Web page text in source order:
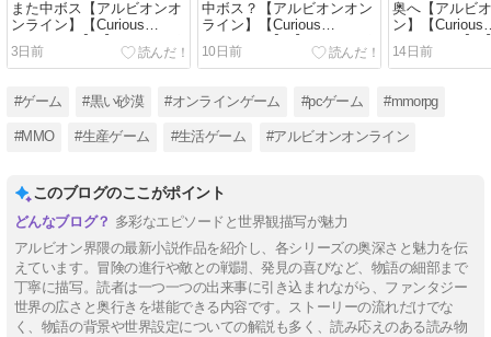
また中ボス【アルビオンオ
ンライン】【Curious
Excavation】【アルファポ
リス】【小説家になろう】
3日前
中ボス？【アルビオンオン
ライン】【Curious
Excavation】【アルファポ
リス】【小説家になろう】
10日前
奥へ【アルビ
ン】【Curious
Excavation】
リス】【小説
14日前
#ゲーム #黒い砂漠 #オンラインゲーム #pcゲーム #mmorpg
#MMO #生産ゲーム #生活ゲーム #アルビオンオンライン
このブログのここがポイント
多彩なエピソードと世界観描写が魅力
アルビオン界隈の最新小説作品を紹介し、各シリーズの奥深さと魅力を伝
えています。冒険の進行や敵との戦闘、発見の喜びなど、物語の細部まで
丁寧に描写。読者は一つ一つの出来事に引き込まれながら、ファンタジー
世界の広さと奥行きを堪能できる内容です。ストーリーの流れだけでな
く、物語の背景や世界設定についての解説も多く、読み応えのある読み物